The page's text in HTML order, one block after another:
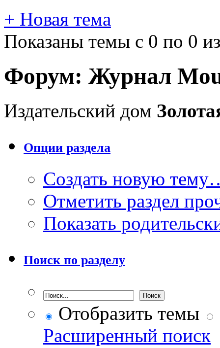
+ Новая тема
Показаны темы с 0 по 0
Форум: Журнал
Издательский дом
Опции раздела
Создать новую
Отметить раздел
Показать
Поиск по разделу
Отобразить темы
Расширенный поиск